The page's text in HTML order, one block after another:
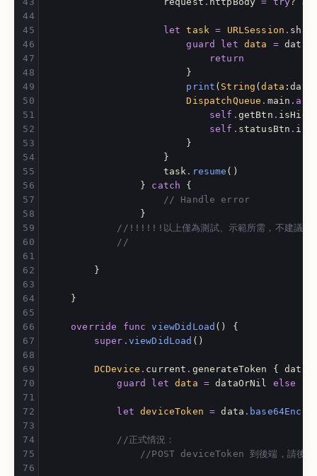
let task = URLSession .
guard
let data = data
return
}
print ( String (data :data
DispatchQueue . main .
self . getBtn .
self . statusBtn .
}
}
task . resume ()
}
catch
{
// Handle error
}
//!!!!!!以上僅為測試、示範所需，不建議
//
}
}
override func viewDidLoad ()
{
super . viewDidLoad ()
DCDevice . current . generateToken {
guard
let data = dataOrNil else
let deviceToken = data .
//正式情況：
//POST deviceToken 到後端，請後端